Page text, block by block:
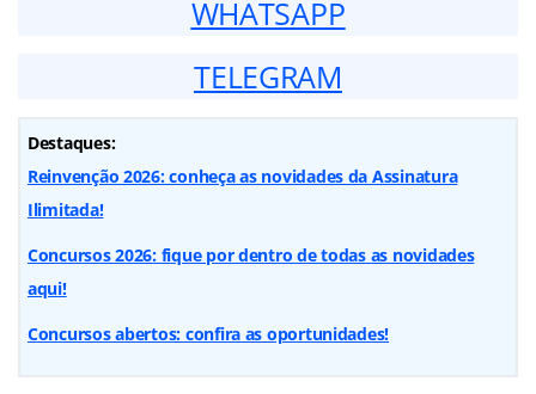
WHATSAPP
TELEGRAM
Destaques:
Reinvenção 2026: conheça as novidades da Assinatura
Ilimitada!
Concursos 2026: fique por dentro de todas as novidades
aqui!
Concursos abertos: confira as oportunidades!